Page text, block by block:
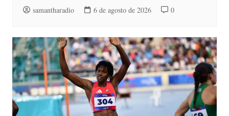
samantharadio 6 de agosto de 2026 0